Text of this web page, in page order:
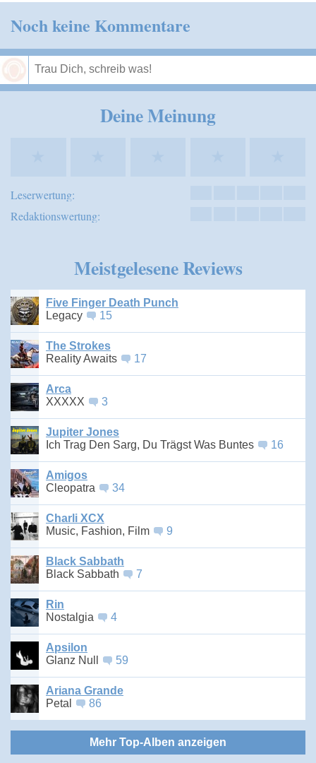
Noch keine Kommentare
Deine Meinung
Leserwertung:
Redaktionswertung:
Meistgelesene Reviews
Five Finger Death Punch
Legacy
15
The Strokes
Reality Awaits
17
Arca
XXXXX
3
Jupiter Jones
Ich Trag Den Sarg, Du Trägst Was Buntes
16
Amigos
Cleopatra
34
Charli XCX
Music, Fashion, Film
9
Black Sabbath
Black Sabbath
7
Rin
Nostalgia
4
Apsilon
Glanz Null
59
Ariana Grande
Petal
86
Mehr Top-Alben anzeigen